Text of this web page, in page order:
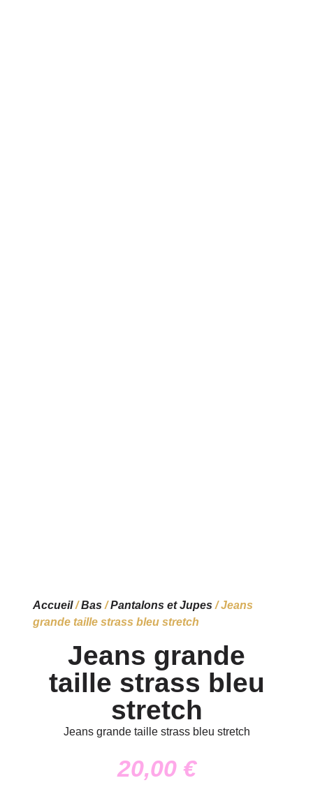
Accueil/Bas/Pantalons et Jupes/ Jeans
grande taille strass bleu stretch
Jeans grande
taille strass bleu
stretch
Jeans grande taille strass bleu stretch
20,00 €